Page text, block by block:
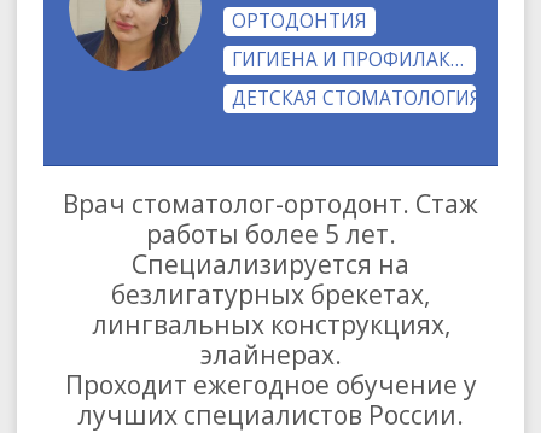
ОРТОДОНТИЯ
ГИГИЕНА И ПРОФИЛАКТИКА
ДЕТСКАЯ СТОМАТОЛОГИЯ
Врач стоматолог-ортодонт. Стаж
работы более 5 лет.
Специализируется на
безлигатурных брекетах,
лингвальных конструкциях,
элайнерах.
Проходит ежегодное обучение у
лучших специалистов России.